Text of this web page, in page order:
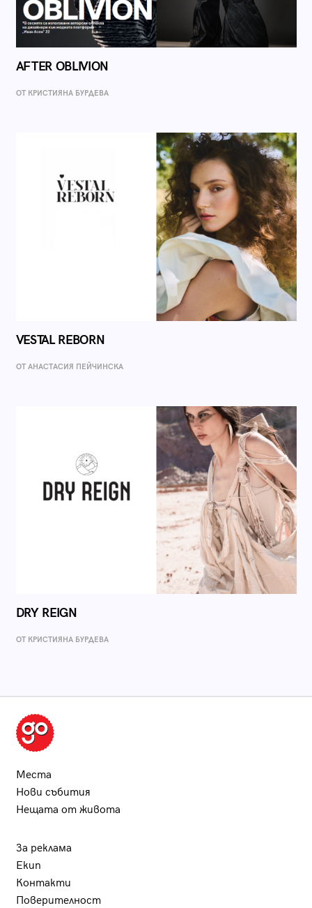
AFTER OBLIVION
ОТ КРИСТИЯНА БУРДЕВА
VESTAL REBORN
ОТ AНАСТАСИЯ ПЕЙЧИНСКА
DRY REIGN
ОТ КРИСТИЯНА БУРДЕВА
Места
Нови събития
Нещата от живота
За реклама
Екип
Контакти
Поверителност